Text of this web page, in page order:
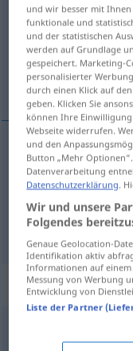
Übersicht aller
(Für mehr Details die
šansa, prilika
šansa Chance
prilika Chance
Möglichkeit,
und wir besser mit
funktionale und
und der statistischen
werden auf Grundlage
gespeichert. Marketing-
personalisierter
durch einen Klick auf
geben. Klicken Sie
können Ihre
Webseite widerrufen.
und den
Button „Mehr
Datenverarbeitung
Datenschutzerklärung.
Wir und unsere
Folgendes
Genaue Geolocation-
Identifikation aktiv
Informationen auf
Messung von Werbung
Entwicklung von
Liste der Partner